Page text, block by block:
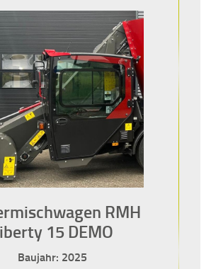
RMH
15 DEMO
Baujahr: 2025